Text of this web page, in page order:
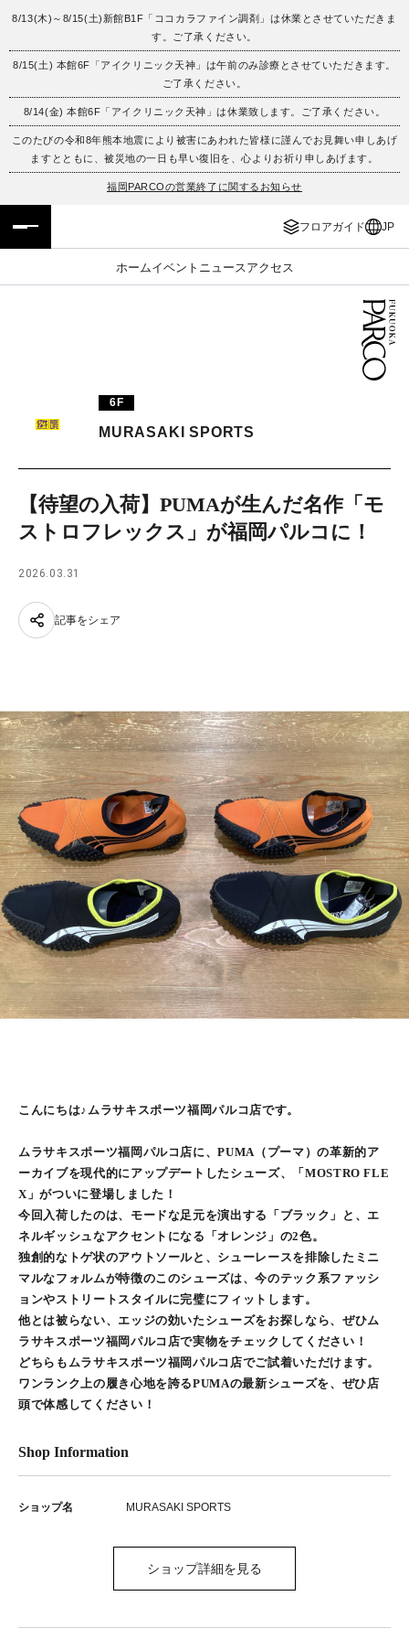
8/13(木)～8/15(土)新館B1F「ココカラファイン調剤」は休業とさせていただきま
す。ご了承ください。
8/15(土) 本館6F「アイクリニック天神」は午前のみ診療とさせていただきます。
ご了承ください。
8/14(金) 本館6F「アイクリニック天神」は休業致します。ご了承ください。
このたびの令和8年熊本地震により被害にあわれた皆様に謹んでお見舞い申しあげ
ますとともに、被災地の一日も早い復旧を、心よりお祈り申しあげます。
福岡PARCOの営業終了に関するお知らせ
フロアガイド JP
ホームイベント ニュース アクセス
フロアガイド
施設案内・アクセス
イベント・ポップアップ
レストラン・カフェ
ENGLISH
繁体字
簡体字
ภาษาไทย
6F
MURASAKI SPORTS
【待望の入荷】PUMAが生んだ名作「モ
ストロフレックス」が福岡パルコに！
2026.03.31
記事をシェア
こんにちは♪ムラサキスポーツ福岡パルコ店です。
ムラサキスポーツ福岡パルコ店に、PUMA（プーマ）の革新的ア
ーカイブを現代的にアップデートしたシューズ、「MOSTRO FLE
X」がついに登場しました！
今回入荷したのは、モードな足元を演出する「ブラック」と、エ
ネルギッシュなアクセントになる「オレンジ」の2色。
独創的なトゲ状のアウトソールと、シューレースを排除したミニ
マルなフォルムが特徴のこのシューズは、今のテック系ファッシ
ョンやストリートスタイルに完璧にフィットします。
他とは被らない、エッジの効いたシューズをお探しなら、ぜひム
ラサキスポーツ福岡パルコ店で実物をチェックしてください！
どちらもムラサキスポーツ福岡パルコ店でご試着いただけます。
ワンランク上の履き心地を誇るPUMAの最新シューズを、ぜひ店
頭で体感してください！
Shop Information
ショップ名 MURASAKI SPORTS
ショップ詳細を見る